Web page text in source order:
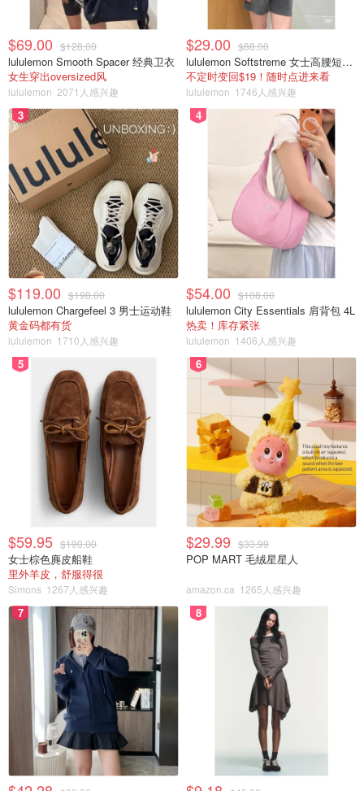
现代五项
赛艇
七人制橄榄球
帆船
射击
滑板
运动攀岩
冲浪
乒乓球
跆拳道
网球
铁人三项
排球
排球
沙滩排球
举重
摔跤
自由式
古典式
2024巴黎奥运会场馆
2024年巴黎奥运会主要会在以下的地方举办：
法兰西体育场/Stade de France：开幕式、闭幕式和田
径项目
巴黎贝尔西体育馆/Stade Paris Bercy：篮球、柔道
战神广场/Champ de Mars：沙滩排球
塞纳河/La Seine：游泳、铁人三项
$69.00 $128.00
lululemon Smooth Spacer 经典卫衣
女生穿出oversized风
lululemon 2071人感兴趣
$29.00 $88.00
lululemon Softstreme 女士高腰短裤 10cm
不定时变回$19！随时点进来看
lululemon 1746人感兴趣
3
$119.00 $198.00
lululemon Chargefeel 3 男士运动鞋
黄金码都有货
lululemon 1710人感兴趣
4
$54.00 $108.00
lululemon City Essentials 肩背包 4L
热卖！库存紧张
lululemon 1406人感兴趣
5
$59.95 $190.00
女士棕色麂皮船鞋
里外羊皮，舒服得很
Simons 1267人感兴趣
6
$29.99 $33.99
POP MART 毛绒星星人
amazon.ca 1265人感兴趣
7 8